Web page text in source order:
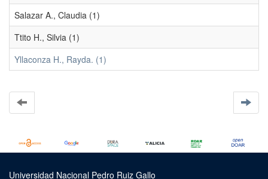
Salazar A., Claudia (1)
Ttito H., Silvia (1)
Yllaconza H., Rayda. (1)
Universidad Nacional Pedro Ruiz Gallo